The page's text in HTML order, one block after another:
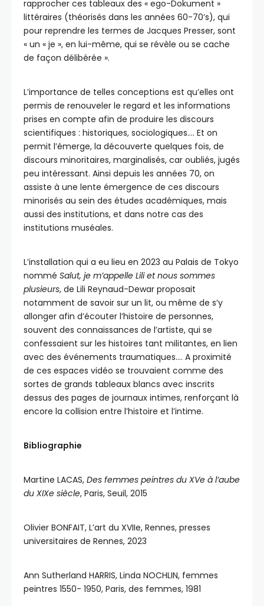
rapprocher ces tableaux des « ego-Dokument »
littéraires (théorisés dans les années 60-70’s), qui
pour reprendre les termes de Jacques Presser, sont
« un « je », en lui-même, qui se révèle ou se cache
de façon délibérée ».
L’importance de telles conceptions est qu’elles ont
permis de renouveler le regard et les informations
prises en compte afin de produire les discours
scientifiques : historiques, sociologiques…. Et on
permit l’émerge, la découverte quelques fois, de
discours minoritaires, marginalisés, car oubliés, jugés
peu intéressant. Ainsi depuis les années 70, on
assiste à une lente émergence de ces discours
minorisés au sein des études académiques, mais
aussi des institutions, et dans notre cas des
institutions muséales.
L’installation qui a eu lieu en 2023 au Palais de Tokyo
nommé Salut, je m’appelle Lili et nous sommes
plusieurs, de Lili Reynaud-Dewar proposait
notamment de savoir sur un lit, ou même de s’y
allonger afin d’écouter l’histoire de personnes,
souvent des connaissances de l’artiste, qui se
confessaient sur les histoires tant militantes, en lien
avec des événements traumatiques…. A proximité
de ces espaces vidéo se trouvaient comme des
sortes de grands tableaux blancs avec inscrits
dessus des pages de journaux intimes, renforçant là
encore la collision entre l’histoire et l’intime.
Bibliographie
Martine LACAS, Des femmes peintres du XVe à l’aube
du XIXe siècle, Paris, Seuil, 2015
Olivier BONFAIT, L’art du XVIIe, Rennes, presses
universitaires de Rennes, 2023
Ann Sutherland HARRIS, Linda NOCHLIN, femmes
peintres 1550- 1950, Paris, des femmes, 1981